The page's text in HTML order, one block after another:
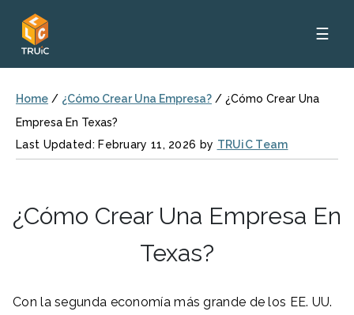
☰
Home / ¿Cómo Crear Una Empresa? / ¿Cómo Crear Una
Empresa En Texas?
Last Updated: February 11, 2026 by TRUiC Team
¿Cómo Crear Una Empresa En
Texas?
Con la segunda economía más grande de los EE. UU.